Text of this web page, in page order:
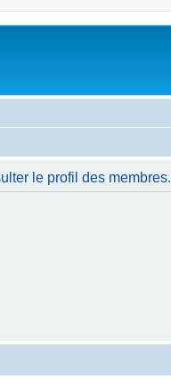
le profil des membres.